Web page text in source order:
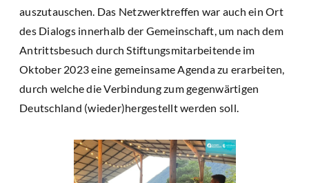
auszutauschen. Das Netzwerktreffen war auch ein Ort
des Dialogs innerhalb der Gemeinschaft, um nach dem
Antrittsbesuch durch Stiftungsmitarbeitende im
Oktober 2023 eine gemeinsame Agenda zu erarbeiten,
durch welche die Verbindung zum gegenwärtigen
Deutschland (wieder)hergestellt werden soll.